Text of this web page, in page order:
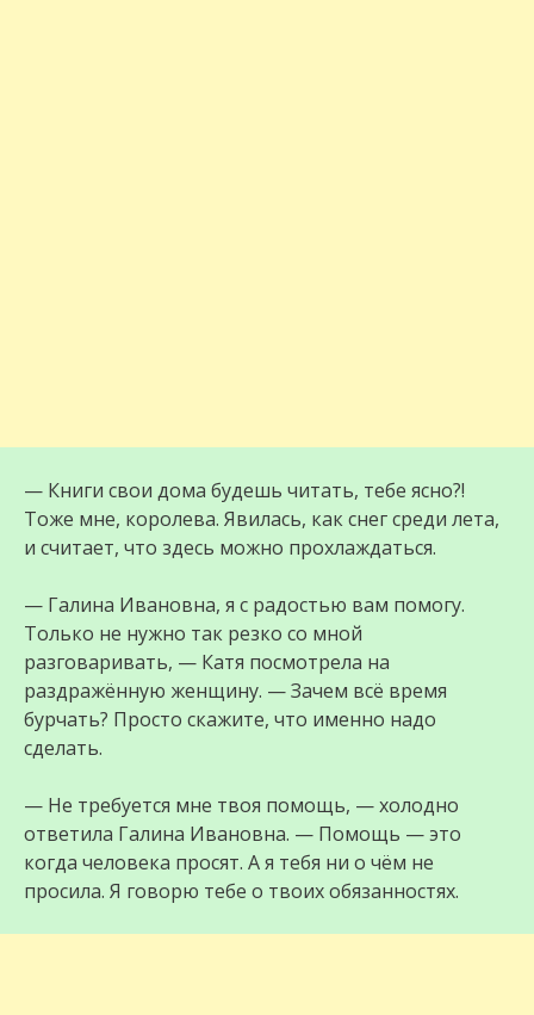
— Книги свои дома будешь читать, тебе ясно?!
Тоже мне, королева. Явилась, как снег среди лета,
и считает, что здесь можно прохлаждаться.
— Галина Ивановна, я с радостью вам помогу.
Только не нужно так резко со мной
разговаривать, — Катя посмотрела на
раздражённую женщину. — Зачем всё время
бурчать? Просто скажите, что именно надо
сделать.
— Не требуется мне твоя помощь, — холодно
ответила Галина Ивановна. — Помощь — это
когда человека просят. А я тебя ни о чём не
просила. Я говорю тебе о твоих обязанностях.